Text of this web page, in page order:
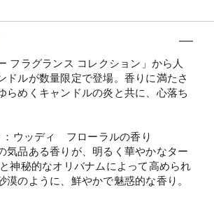
フラグランス コレクション」から人
ドルが数量限定で登場。香りに満たさ
らめくキャンドルの炎と共に、心落ち
：ウッディ フローラルの香り
気品ある香りが、明るく華やかなター
神秘的なオリバナムによって高められ
漠のように、鮮やかで魅惑的な香り。